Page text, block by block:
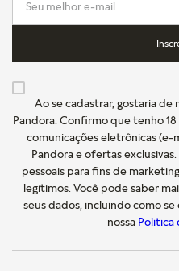
Ao se cadastrar, gostaria
Pandora. Confirmo que tenho
comunicações eletrônicas (e-
Pandora e ofertas
pessoais para fins de
legítimos. Você pode saber
seus dados, incluindo como
nossa Política